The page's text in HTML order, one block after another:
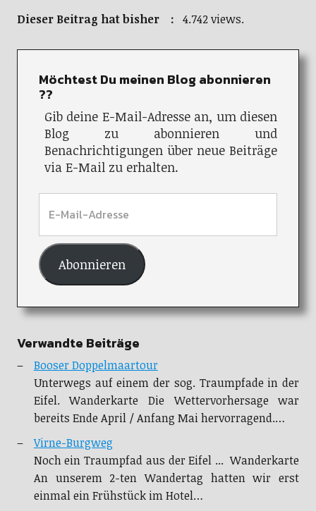
Dieser Beitrag hat bisher : 4.742 views.
Möchtest Du meinen Blog abonnieren
??
Gib deine E-Mail-Adresse an, um diesen
Blog zu abonnieren und
Benachrichtigungen über neue Beiträge
via E-Mail zu erhalten.
Abonnieren
Verwandte Beiträge
Booser Doppelmaartour
Unterwegs auf einem der sog. Traumpfade in der
Eifel. Wanderkarte Die Wettervorhersage war
bereits Ende April / Anfang Mai hervorragend.…
Virne-Burgweg
Noch ein Traumpfad aus der Eifel ... Wanderkarte
An unserem 2-ten Wandertag hatten wir erst
einmal ein Frühstück im Hotel…